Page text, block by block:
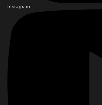
Instagram